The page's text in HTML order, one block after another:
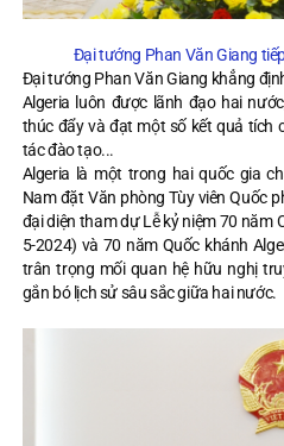
Đại tướng Phan Văn Giang
Đại tướng Phan Văn Giang khẳng
Algeria luôn được lãnh đạo hai
thúc đẩy và đạt một số kết quả tích
tác đào tạo...
Algeria là một trong hai quốc gia
Nam đặt Văn phòng Tùy viên Quốc
đại diện tham dự Lễ kỷ niệm 70 năm
5-2024) và 70 năm Quốc khánh
trân trọng mối quan hệ hữu nghị
gắn bó lịch sử sâu sắc giữa hai nước.